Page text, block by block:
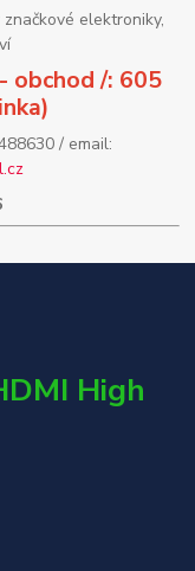
elektroniky,
obchod /: 605
/ email:
High